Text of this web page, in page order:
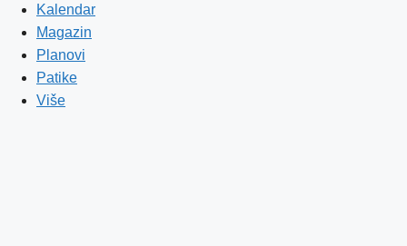
Kalendar
Magazin
Planovi
Patike
Više